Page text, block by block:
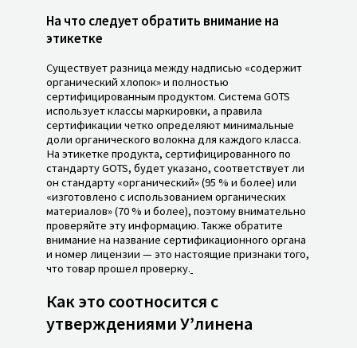
На что следует обратить внимание на
этикетке
Существует разница между надписью «содержит
органический хлопок» и полностью
сертифицированным продуктом. Система GOTS
использует классы маркировки, а правила
сертификации четко определяют минимальные
доли органического волокна для каждого класса.
На этикетке продукта, сертифицированного по
стандарту GOTS, будет указано, соответствует ли
он стандарту «органический» (95 % и более) или
«изготовлено с использованием органических
материалов» (70 % и более), поэтому внимательно
проверяйте эту информацию. Также обратите
внимание на название сертификационного органа
и номер лицензии — это настоящие признаки того,
что товар прошел проверку.
Как это соотносится с
утверждениями У’линена